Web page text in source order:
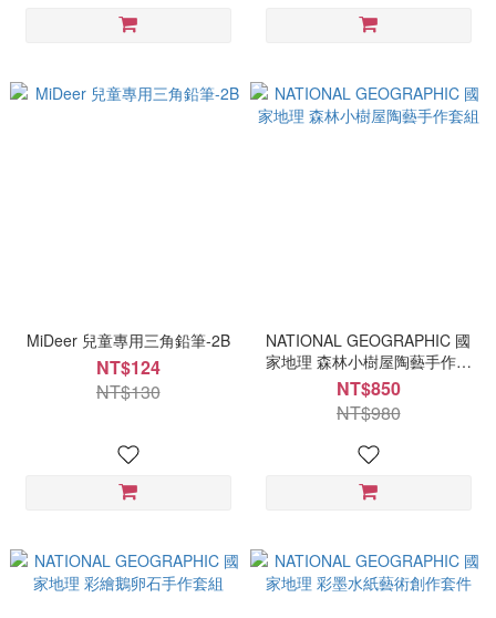
MiDeer 兒童專用三角鉛筆-2B
NT$124
NT$130
NATIONAL GEOGRAPHIC 國
家地理 森林小樹屋陶藝手作套
組
NT$850
NT$980